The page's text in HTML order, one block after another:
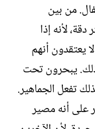
من بين
لأنه إذا
يعتقدون أنهم
يبحرون تحت
تفعل الجماهير.
على أنه مصير